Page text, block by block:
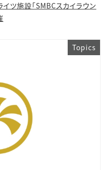
ツ施設「SMBCスカイラウン
Topics